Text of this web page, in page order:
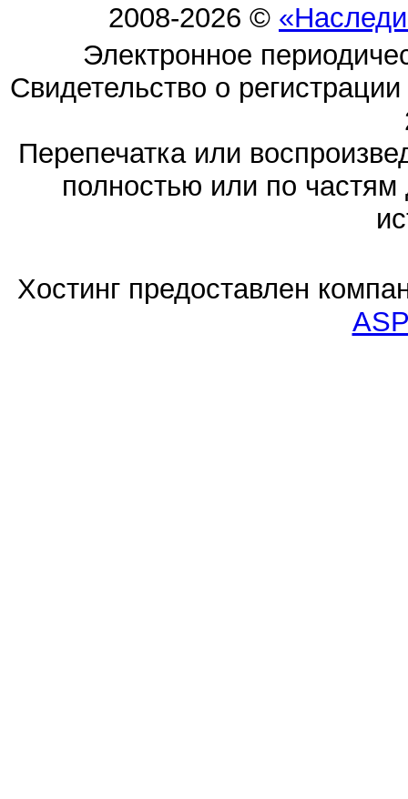
2008-2026 ©
Электронное
Свидетельство о
Перепечатка или
полностью или по частям
Хостинг предоставлен